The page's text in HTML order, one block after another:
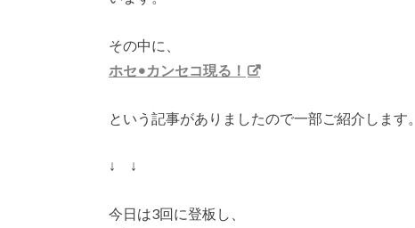
その中に、
ホセ•カンセコ現る！
という記事がありましたので一部ご紹介します。
↓ ↓
今日は3回に登板し、